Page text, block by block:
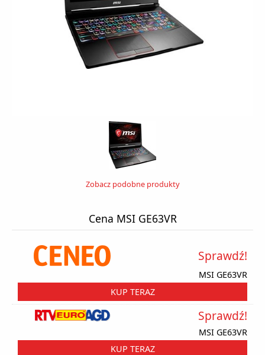
Zobacz podobne produkty
Cena MSI GE63VR
MSI GE63VR
Sprawdź!
KUP TERAZ
MSI GE63VR
Sprawdź!
KUP TERAZ